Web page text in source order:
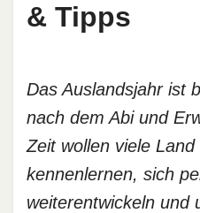
& Tipps
Das Auslandsjahr ist
nach dem Abi und
Zeit wollen viele
kennenlernen, sich
weiterentwickeln und